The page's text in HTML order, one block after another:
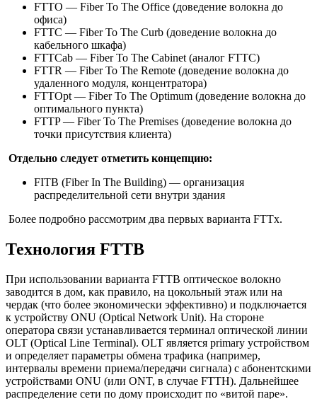
FTTO — Fiber To The Office (доведение волокна до
офиса)
FTTC — Fiber To The Curb (доведение волокна до
кабельного шкафа)
FTTCab — Fiber To The Cabinet (аналог FTTC)
FTTR — Fiber To The Remote (доведение волокна до
удаленного модуля, концентратора)
FTTOpt — Fiber To The Optimum (доведение волокна до
оптимального пункта)
FTTP — Fiber To The Premises (доведение волокна до
точки присутствия клиента)
Отдельно следует отметить концепцию:
FITB (Fiber In The Building) — организация
распределительной сети внутри здания
Более подробно рассмотрим два первых варианта FTTx.
Технология FTTB
При использовании варианта FTTB оптическое волокно
заводится в дом, как правило, на цокольный этаж или на
чердак (что более экономически эффективно) и подключается
к устройству ONU (Optical Network Unit). На стороне
оператора связи устанавливается терминал оптической линии
OLT (Optical Line Terminal). OLT является primary устройством
и определяет параметры обмена трафика (например,
интервалы времени приема/передачи сигнала) с абонентскими
устройствами ONU (или ONT, в случае FTTH). Дальнейшее
распределение сети по дому происходит по «витой паре».